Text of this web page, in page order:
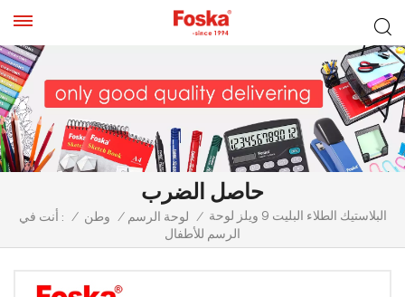
حاصل الضرب
أنت في : / وطن / لوحة الرسم / البلاستيك الطلاء البليت 9 ويلز لوحة
الرسم للأطفال